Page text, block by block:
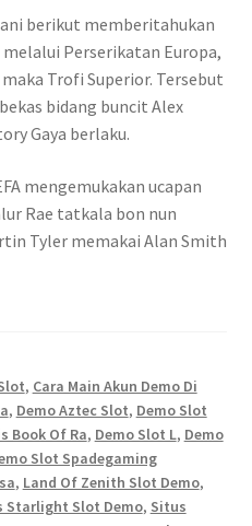
berikut memberitahukan
Perserikatan Europa,
Trofi Superior. Tersebut
bidang buncit Alex
Gaya berlaku.
mengemukakan ucapan
Rae tatkala bon nun
Tyler memakai Alan Smith
, Cara Main Akun Demo Di
, Demo Aztec Slot, Demo Slot
Book Of Ra, Demo Slot L, Demo
Slot Spadegaming
, Land Of Zenith Slot Demo,
Starlight Slot Demo, Situs